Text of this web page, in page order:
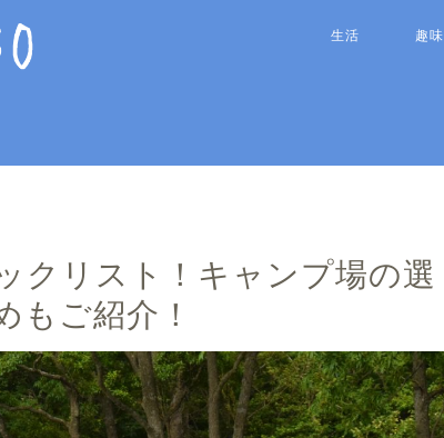
生活 趣味
クリスト！キャンプ場の選
もご紹介！